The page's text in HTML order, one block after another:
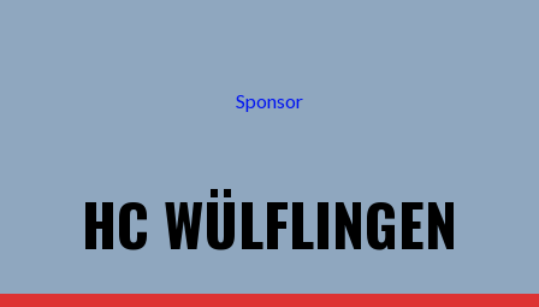
Sponsor
HC WÜLFLINGEN